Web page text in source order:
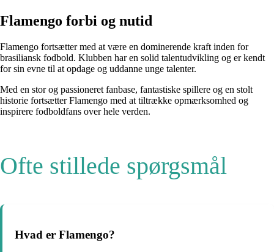
Flamengo forbi og nutid
Flamengo fortsætter med at være en dominerende kraft inden for
brasiliansk fodbold. Klubben har en solid talentudvikling og er kendt
for sin evne til at opdage og uddanne unge talenter.
Med en stor og passioneret fanbase, fantastiske spillere og en stolt
historie fortsætter Flamengo med at tiltrække opmærksomhed og
inspirere fodboldfans over hele verden.
Ofte stillede spørgsmål
Hvad er Flamengo?